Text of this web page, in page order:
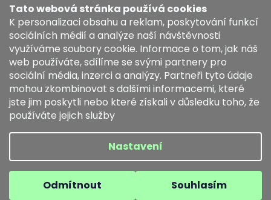
Tato webová stránka používá cookies
K personalizaci obsahu a reklam, poskytování funkcí
sociálních médií a analýze naší návštěvnosti
využíváme soubory cookie. Informace o tom, jak náš
web používáte, sdílíme se svými partnery pro
sociální média, inzerci a analýzy. Partneři tyto údaje
mohou zkombinovat s dalšími informacemi, které
jste jim poskytli nebo které získali v důsledku toho, že
používáte jejich služby
Nastavení
Odmítnout Souhlasím
603225633
https://www.facebook.com/kozenezbozi/
Informace pro vás
Obchodní podmínky
Zásady používání souborů cookies
Moje objednávka
Copyright 2026kozenezbozi.com. Všechna práva